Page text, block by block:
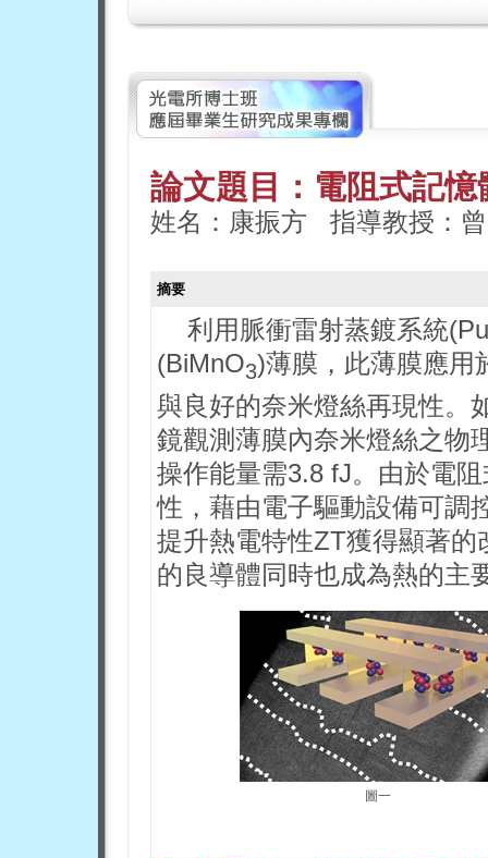
論文題目：電阻式記
姓名：康振方 指導教授：
摘要
利用脈衝雷射蒸鍍系統
(BiMnO3)薄膜，此薄膜應用
與良好的奈米燈絲再現性。
鏡觀測薄膜內奈米燈絲之物
操作能量需3.8 fJ。由於電
性，藉由電子驅動設備可調
提升熱電特性ZT獲得顯著
的良導體同時也成為熱的主
圖一